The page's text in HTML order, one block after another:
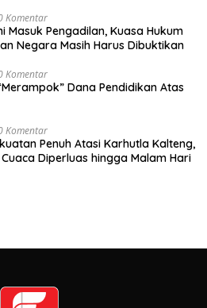
Komentar
Masuk Pengadilan, Kuasa Hukum
Negara Masih Harus Dibuktikan
Komentar
Dana Pendidikan Atas
Komentar
Penuh Atasi Karhutla Kalteng,
Diperluas hingga Malam Hari